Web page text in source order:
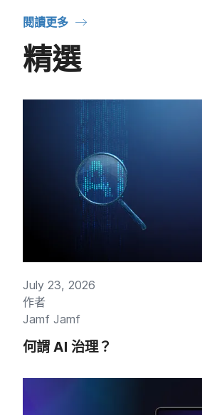
閱讀​更多
精選
July 23, 2026
作​者
Jamf Jamf
何​謂 AI 治理？